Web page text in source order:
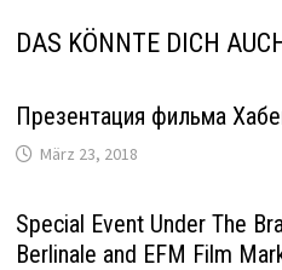
DAS KÖNNTE DICH
Презентация фильма
März 23, 2018
Special Event Under The
Berlinale and EFM Film